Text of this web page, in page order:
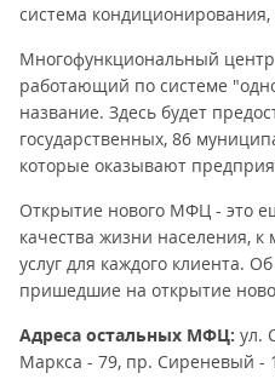
система кондиционирования,
Многофункциональный
работающий по системе
название. Здесь будет
государственных, 86
которые оказывают
Открытие нового МФЦ - это
качества жизни населения, к
услуг для каждого клиента.
пришедшие на открытие
Адреса остальных МФЦ: ул.
Маркса - 79, пр. Сиреневый -